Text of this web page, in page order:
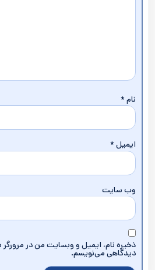
نام*
ایمیل*
وب‌ سایت
ذخیره نام، ایمیل و وبسایت من در مرورگر
دیدگاهی می‌نویسم.